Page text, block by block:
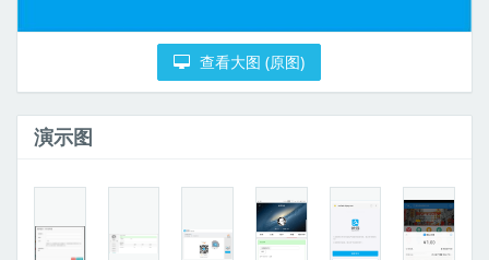
查看大图 (原图)
演示图